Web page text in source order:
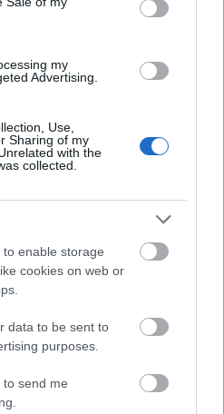
my
Advertising.
Use,
Sharing of my
with the
collected.
enable storage
cookies on web or
data to be sent to
purposes.
to send me
VAGY
is!